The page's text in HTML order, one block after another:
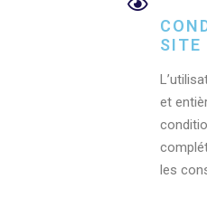
SITE
et
les